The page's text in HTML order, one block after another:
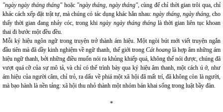
"ngày ngày tháng tháng" hoặc "ngày tháng, ngày tháng", cùng để chỉ thời gian trôi qua, chỉ
khác cách xếp đặt trật tự, mà chúng có tác dụng khác hẳn nhau:ngày tháng, ngày tháng,cho
thấy thời gian đang nhảy cóc, trong khingày ngày tháng thánglà thời gian liên tục khoan
thai đi bước một đều đều.
Mỗi ký hiệu ngôn ngữ trong truyện trở thành ám hiệu. Một ngòi bút mới viết truyện ngắn
đầu tiên mà đã dầy kinh nghiệm về ngữ thanh, thế giới trong Cát hoanglà hợp âm những ám
hiệu ngữ thanh, bởi những điều muốn nói ra khủng khiếp quá, không thể nói được, chúng đã
vượt quá cỡ của sự mô tả, và chỉ có thể trình bày qua ký hiệu âm thanh, một cách ú ớ, như
ám hiệu của người câm, chỉ trỏ, ra dấu về phiá một xã hội đã mất trí, đã không còn là người,
mà bạo hành là nền tảng: xã hội thu nhỏ thành một nhóm bán khai sống trong luật bầy đàn.
*